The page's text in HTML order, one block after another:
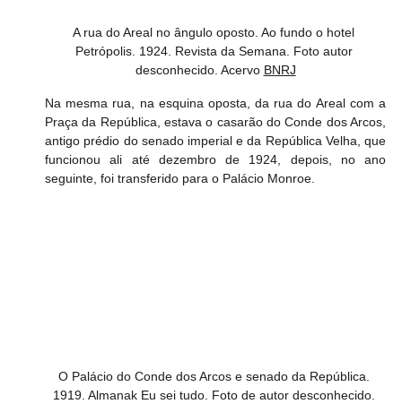
A rua do Areal no ângulo oposto. Ao fundo o hotel
Petrópolis. 1924. Revista da Semana. Foto autor
desconhecido. Acervo BNRJ
Na mesma rua, na esquina oposta, da rua do Areal com a
Praça da República, estava o casarão do Conde dos Arcos,
antigo prédio do senado imperial e da República Velha, que
funcionou ali até dezembro de 1924, depois, no ano
seguinte, foi transferido para o Palácio Monroe.
O Palácio do Conde dos Arcos e senado da República.
1919. Almanak Eu sei tudo. Foto de autor desconhecido.